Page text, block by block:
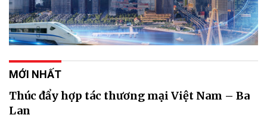
MỚI NHẤT
Thúc đẩy hợp tác thương mại Việt Nam – Ba
Lan